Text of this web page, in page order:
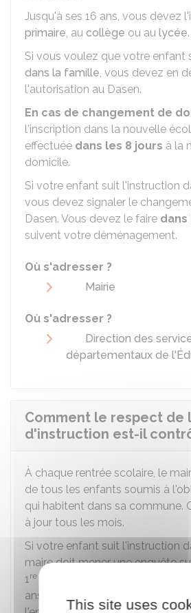
Jusqu'à ses 16 ans, vous devez
primaire, au collège ou au lycée.
Si vous voulez que votre enfant
dans la famille, vous devez en
l'autorisation au Dasen.
En cas de changement de
l'inscription dans la nouvelle
effectuée dans les 8 jours à la
domicile.
Si votre enfant suit l'instruction
vous devez signaler le
Dasen. Vous devez le faire dans
suivent votre déménagement.
Où s'adresser ?
Mairie
Où s'adresser ?
Direction des
départementaux de
Comment le respect de
d'instruction est-il
À chaque rentrée scolaire, le
de tous les enfants soumis à
qui habitent dans sa commune.
à jour tous les mois.
Si votre enfant suit l'instruction
maire doit mener une enquête
1re
année. Cette enquête est
ans, jusqu'aux 16 ans de l'enfant.
This site uses